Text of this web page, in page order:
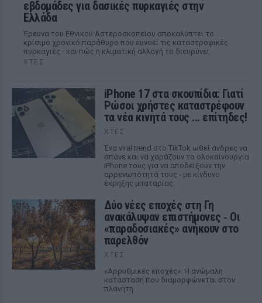
εβδομάδες για δασικές πυρκαγιές στην
Ελλάδα
Έρευνα του Εθνικού Αστεροσκοπείου αποκαλύπτει το
κρίσιμο χρονικό παράθυρο που ευνοεί τις καταστροφικές
πυρκαγιές - και πώς η κλιματική αλλαγή το διευρύνει.
ΧΤΕΣ
iPhone 17 στα σκουπίδια: Γιατί
Ρώσοι χρήστες καταστρέφουν
τα νέα κινητά τους ... επίτηδες!
ΧΤΕΣ
Ένα viral trend στο TikTok ωθεί άνδρες να
σπάνε και να χαράζουν τα ολοκαίνουργια
iPhone τους για να αποδείξουν την
αρρενωπότητά τους - με κίνδυνο
έκρηξης μπαταρίας.
Δύο νέες εποχές στη Γη
ανακάλυψαν επιστήμονες ‑ Oι
«παραδοσιακές» ανήκουν στο
παρελθόν
ΧΤΕΣ
«Αρρυθμικές εποχές»: Η ανώμαλη
κατάσταση που διαμορφώνεται στον
πλανήτη